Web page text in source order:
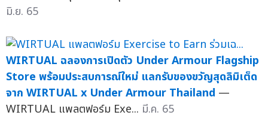
มิ.ย. 65
WIRTUAL ฉลองการเปิดตัว Under Armour Flagship
Store พร้อมประสบการณ์ใหม่ แลกรับของขวัญสุดลิมิเต็ด
จาก WIRTUAL x Under Armour Thailand —
WIRTUAL แพลตฟอร์ม Exe... มี.ค. 65